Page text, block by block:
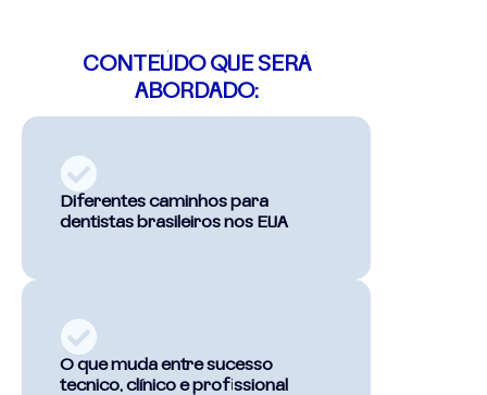
CONTEÚDO QUE SERÁ
ABORDADO:
Diferentes caminhos para
dentistas brasileiros nos EUA
O que muda entre sucesso
técnico, clínico e profissional